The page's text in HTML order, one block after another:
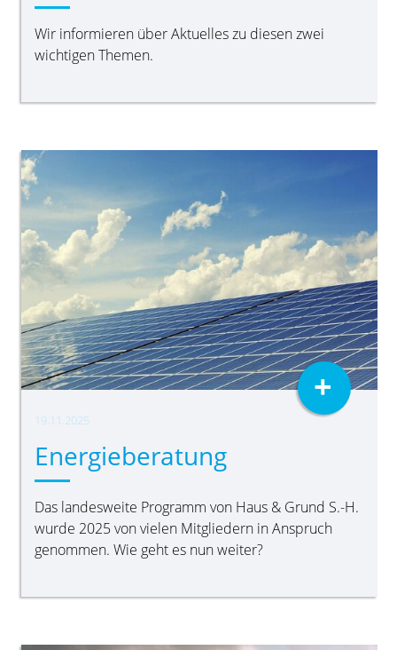
Wir informieren über Aktuelles zu diesen zwei
wichtigen Themen.
19.11.2025
Energieberatung
Das landesweite Programm von Haus & Grund S.-H.
wurde 2025 von vielen Mitgliedern in Anspruch
genommen. Wie geht es nun weiter?
+